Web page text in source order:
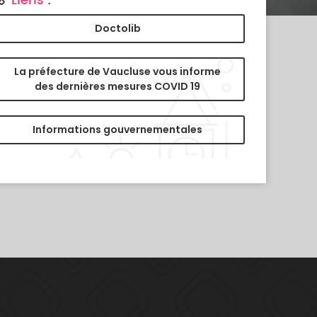
Doctolib
La préfecture de Vaucluse vous informe
des dernières mesures COVID 19
Informations gouvernementales